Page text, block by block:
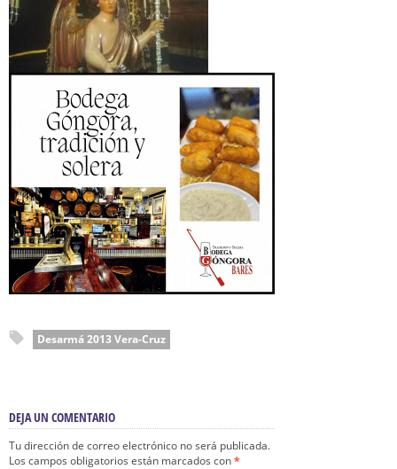
Desarmá 2013 Vera-Cruz
DEJA UN COMENTARIO
Tu dirección de correo electrónico no será publicada.
Los campos obligatorios están marcados con*